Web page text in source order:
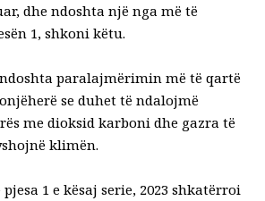
dhe ndoshta një nga më të
1, shkoni këtu.
paralajmërimin më të qartë
se duhet të ndalojmë
me dioksid karboni dhe gazra të
klimën.
pjesa 1 e kësaj serie, 2023 shkatërroi